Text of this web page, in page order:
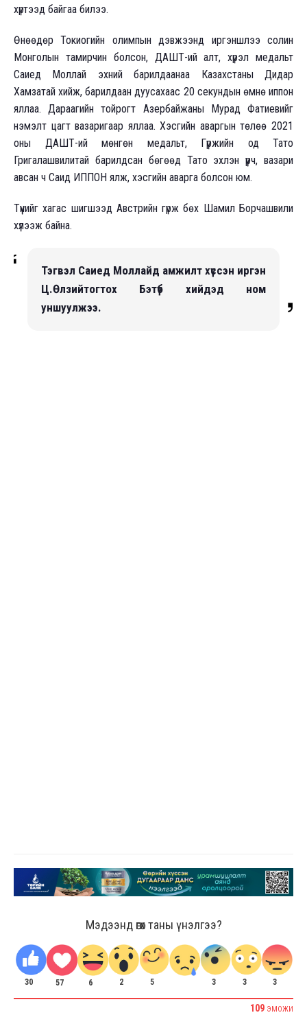
хүртээд байгаа билээ.
Өнөөдөр Токиогийн олимпын дэвжээнд иргэншлээ солин
Монголын тамирчин болсон, ДАШТ-ий алт, хүрэл медальт
Саиед Моллай эхний барилдаанаа Казахстаны Дидар
Хамзатай хийж, барилдаан дуусахаас 20 секундын өмнө иппон
яллаа. Дараагийн тойрогт Азербайжаны Мурад Фатиевийг
нэмэлт цагт вазаригаар яллаа. Хэсгийн аваргын төлөө 2021
оны ДАШТ-ий мөнгөн медальт, Гүржийн од Тато
Григалашвилитай барилдсан бөгөөд Тато эхлэн үүрч, вазари
авсан ч Саид ИППОН ялж, хэсгийн аварга болсон юм.
Түүнийг хагас шигшээд Австрийн гүрж бөх Шамил Борчашвили
хүлээж байна.
Тэгвэл Саиед Моллайд амжилт хүссэн иргэн
Ц.Өлзийтогтох Бэтүб хийдэд ном
уншуулжээ.
Мэдээнд өгөх таны үнэлгээ?
30 57 6 2 5 3 3 3
109 ЭМОЖИ